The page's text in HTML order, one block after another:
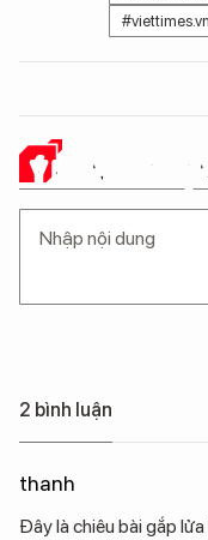
#viettimes.vn
Ý KIẾN CỦA
2 bình luận
thanh
Đây là chiêu bài gắp